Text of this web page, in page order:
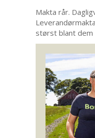
Makta rår.
størst blant dem